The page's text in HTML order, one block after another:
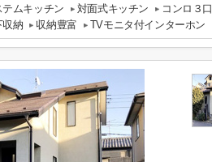
テムキッチン
対面式キッチン コンロ３口
収納
収納豊富 TVモニタ付インターホン